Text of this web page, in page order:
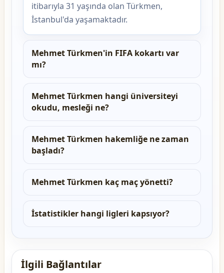
itibarıyla 31 yaşında olan Türkmen,
İstanbul'da yaşamaktadır.
Mehmet Türkmen'in FIFA kokartı var
mı?
Mehmet Türkmen hangi üniversiteyi
okudu, mesleği ne?
Mehmet Türkmen hakemliğe ne zaman
başladı?
Mehmet Türkmen kaç maç yönetti?
İstatistikler hangi ligleri kapsıyor?
İlgili Bağlantılar